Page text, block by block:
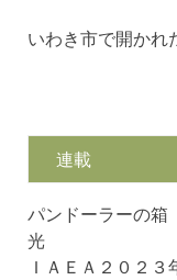
いわき市で開かれ
連載
パンドーラーの
光
ＩＡＥＡ２０２３